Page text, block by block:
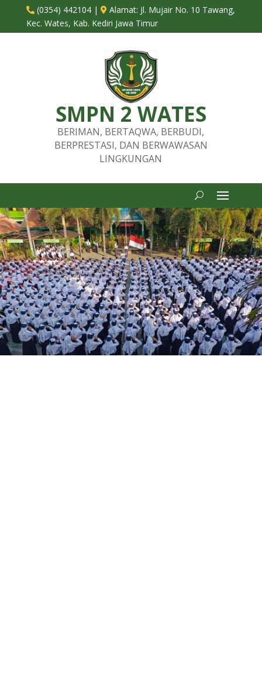
 (0354) 442104|  Alamat: Jl. Mujair No. 10 Tawang,
Kec. Wates, Kab. Kediri Jawa Timur
SMPN 2 WATES
BERIMAN, BERTAQWA, BERBUDI,
BERPRESTASI, DAN BERWAWASAN
LINGKUNGAN